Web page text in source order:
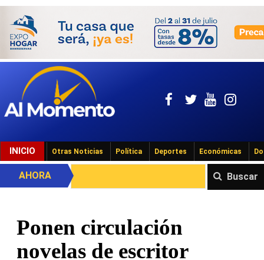
INICIO Otras Noticias Política Deportes Económicas
Buscar
AHORA
Ponen circulación
novelas de escritor